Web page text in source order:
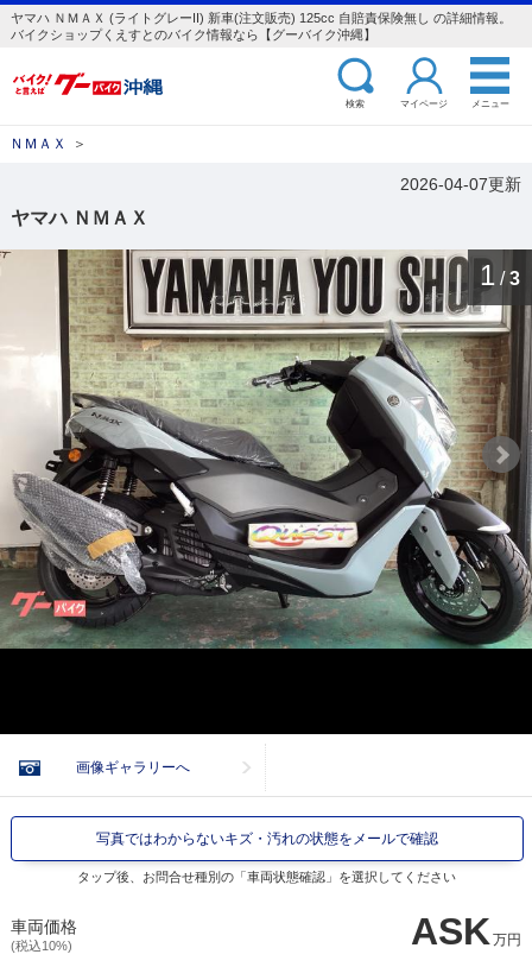
ヤマハ ＮＭＡＸ (ライトグレーII) 新車(注文販売) 125cc 自賠責保険無し の詳細情報。
バイクショップくえすとのバイク情報なら【グーバイク沖縄】
検索 マイページ メニュー
ＮＭＡＸ ＞
2026-04-07更新
ヤマハ ＮＭＡＸ
1 / 3
画像ギャラリーへ
写真ではわからないキズ・汚れの状態をメールで確認
タップ後、お問合せ種別の「車両状態確認」を選択してください
車両価格
(税込10%) ASK万円